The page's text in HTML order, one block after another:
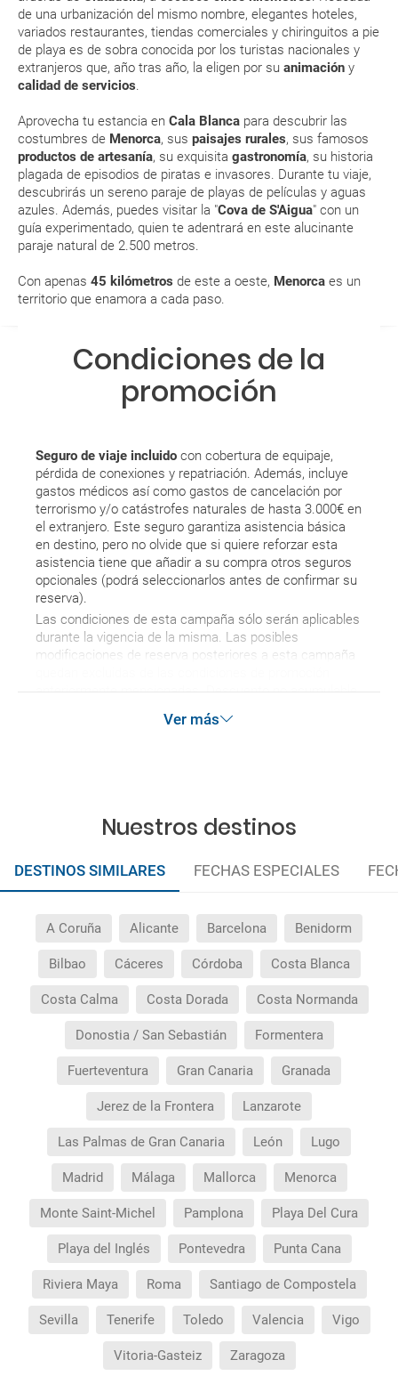
de una urbanización del mismo nombre, elegantes hoteles,
variados restaurantes, tiendas comerciales y chiringuitos a pie
de playa es de sobra conocida por los turistas nacionales y
extranjeros que, año tras año, la eligen por su animación y
calidad de servicios
Aprovecha tu estancia en Cala Blanca para descubrir las
costumbres de Menorca, sus paisajes rurales, sus famosos
productos de artesanía, su exquisita gastronomía, su historia
plagada de episodios de piratas e invasores. Durante tu viaje,
descubrirás un sereno paraje de playas de películas y aguas
azules. Además, puedes visitar la "Cova de S'Aigua" con un
guía experimentado, quien te adentrará en este alucinante
paraje natural de 2.500 metros.
Con apenas 45 kilómetros de este a oeste, Menorca es un
territorio que enamora a cada paso.
intenso y Cala Blanca está más concurrido
Recuerda que el sol sigue calentando junto al mar o
dentro del agua. ¡Protégete y evita las horas de mayor
intensidad!
ENE
14.0 °C
7.5 °C
FEB
14.2 °C
7.5 °C
MAR
15.5 °C
8.4 °C
ABR
17.3 °C
10.0 °C
imprimir y llevar contigo en el viaje.
Esta documentación te será requerida en el mostrador de la compañía
aérea a la hora de realizar el check-in el día de la salida.
MODIFICACIÓN ó CANCELACIÓN ¿Puedo anular o
modificar una reserva del viaje? ¿Qué gastos puede
generar una anulación o modificación del viaje?
¿Qué caducidad debe tener mi pasaporte para ir
a...?
aeropuerto?
paquete vacacional en la página web?
Al realizar la reserva, uno de los servicios ha
¿Cómo sé si hay plazas disponibles en el viaje que
quiero al hacer mi solicitud de reserva?
Si tengo los traslados incluidos, ¿dónde debo
dirigirme?
¿Incluye algún seguro de viaje mi reserva?
¿Cuáles son las condiciones generales en las
¿Cuáles son los impuestos de entrada y salida del
¿Por qué me sale el precio de un niño igual que el
precio de un adulto?
¿Cuántas veces debo imprimir el bono de los
Condiciones de la
promoción
Seguro de viaje incluido con cobertura de equipaje,
pérdida de conexiones y repatriación. Además, incluye
gastos médicos así como gastos de cancelación por
terrorismo y/o catástrofes naturales de hasta 3.000€ en
el extranjero. Este seguro garantiza asistencia básica
en destino, pero no olvide que si quiere reforzar esta
asistencia tiene que añadir a su compra otros seguros
opcionales (podrá seleccionarlos antes de confirmar su
reserva).
Las condiciones de esta campaña sólo serán aplicables
durante la vigencia de la misma. Las posibles
modificaciones de reserva posteriores a esta campaña
Ver más
Nuestros destinos
DESTINOS SIMILARES FECHAS ESPECIALES
A Coruña Alicante Barcelona Benidorm
Bilbao Cáceres Córdoba Costa Blanca
Costa Calma Costa Dorada Costa Normanda
Donostia / San Sebastián Formentera
Fuerteventura Gran Canaria Granada
Jerez de la Frontera Lanzarote
Las Palmas de Gran Canaria León Lugo
Madrid Málaga Mallorca Menorca
Monte Saint-Michel Pamplona Playa Del Cura
Playa del Inglés Pontevedra Punta Cana
Riviera Maya Roma Santiago de Compostela
Sevilla Tenerife Toledo Valencia Vigo
Vitoria-Gasteiz Zaragoza